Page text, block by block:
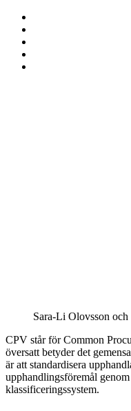
Sara-Li Olovsson
CPV står för Common
översatt betyder det
är att standardisera
upphandlingsföremål
klassificeringssystem.